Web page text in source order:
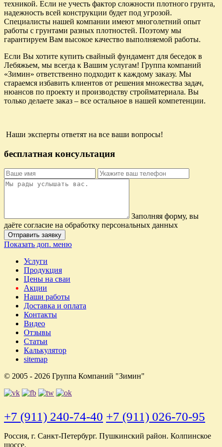
техникой. Если не учесть фактор сложности плотного грунта,
надежность всей конструкции будет под угрозой.
Специалисты нашей компании имеют многолетний опыт
работы с грунтами разных плотностей. Поэтому мы
гарантируем Вам высокое качество выполняемой работы.
Если Вы хотите купить свайный фундамент для беседок в
Лебяжьем, мы всегда к Вашим услугам! Группа компаний
«Зимин» ответственно подходит к каждому заказу. Мы
стараемся избавить клиентов от решения множества задач,
нюансов по проекту и производству стройматериала. Вы
только делаете заказ – все остальное в нашей компетенции.
Наши эксперты ответят на все ваши вопросы!
бесплатная консультация
Заполняя форму, вы
даёте согласие на обработку персональных данных
Отправить заявку
Показать доп. меню
Услуги
Продукция
Цены на сваи
Акции
Наши работы
Доставка и оплата
Контакты
Видео
Отзывы
Статьи
Калькулятор
sitemap
© 2005 - 2026 Группа Компаний "Зимин"
+7 (911) 240-74-40 +7 (911) 026-70-95
Россия, г. Санкт-Петербург. Пушкинский район. Колпинское
шоссе.